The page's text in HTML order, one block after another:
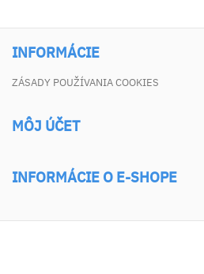
INFORMÁCIE
ZÁSADY POUŽÍVANIA COOKIES
MÔJ ÚČET
INFORMÁCIE O E-SHOPE